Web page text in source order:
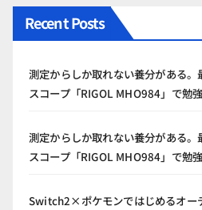
Recent Posts
測定からしか取れない養分がある
スコープ「RIGOL MHO984」で勉
測定からしか取れない養分がある
スコープ「RIGOL MHO984」で勉
Switch2×ポケモンではじめるオー